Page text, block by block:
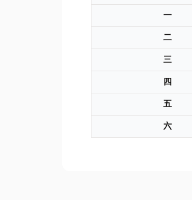
一
二
三
四
五
六